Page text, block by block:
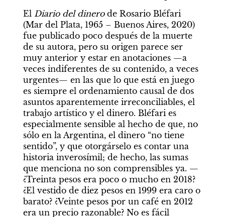
El Diario del dinero de Rosario Bléfari
(Mar del Plata, 1965 – Buenos Aires, 2020)
fue publicado poco después de la muerte
de su autora, pero su origen parece ser
muy anterior y estar en anotaciones —a
veces indiferentes de su contenido, a veces
urgentes— en las que lo que está en juego
es siempre el ordenamiento causal de dos
asuntos aparentemente irreconciliables, el
trabajo artístico y el dinero. Bléfari es
especialmente sensible al hecho de que, no
sólo en la Argentina, el dinero “no tiene
sentido”, y que otorgárselo es contar una
historia inverosímil; de hecho, las sumas
que menciona no son comprensibles ya. —
¿Treinta pesos era poco o mucho en 2018?
¿El vestido de diez pesos en 1999 era caro o
barato? ¿Veinte pesos por un café en 2012
era un precio razonable? No es fácil